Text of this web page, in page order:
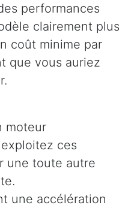
performances
clairement plus
coût minime par
que vous auriez
moteur
ces
une toute autre
une accélération